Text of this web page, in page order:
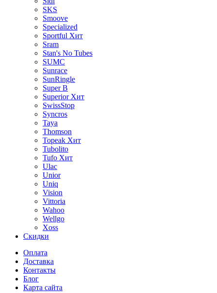
SKS
Smoove
Specialized
Sportful Хит
Sram
Stan's No Tubes
SUMC
Sunrace
SunRingle
Super B
Superior Хит
SwissStop
Syncros
Taya
Thomson
Topeak Хит
Tubolito
Tufo Хит
Ulac
Unior
Uniq
Vision
Vittoria
Wahoo
Wellgo
Xoss
Скидки
Оплата
Доставка
Контакты
Блог
Карта сайта